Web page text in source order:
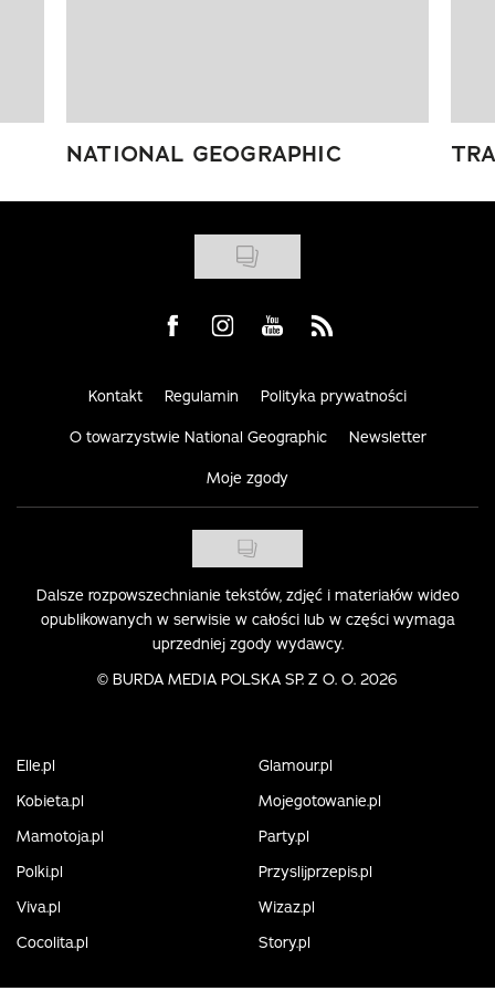
NATIONAL GEOGRAPHIC
Visit us on Facebook
Visit us on Instagram
Visit us on Youtube
Visit us on Rss
Kontakt Regulamin Polityka prywatności
O towarzystwie National Geographic Newsletter
Moje zgody
Dalsze rozpowszechnianie tekstów, zdjęć i materiałów wideo
opublikowanych w serwisie w całości lub w części wymaga
uprzedniej zgody wydawcy.
© BURDA MEDIA POLSKA SP. Z O. O. 2026
Elle.pl
Glamour.pl
Kobieta.pl
Mojegotowanie.pl
Mamotoja.pl
Party.pl
Polki.pl
Przyslijprzepis.pl
Viva.pl
Wizaz.pl
Cocolita.pl
Story.pl